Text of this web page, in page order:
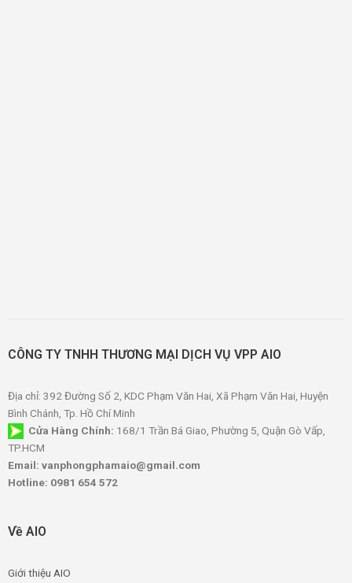
CÔNG TY TNHH THƯƠNG MẠI DỊCH VỤ VPP AIO
Địa chỉ: 392 Đường Số 2, KDC Phạm Văn Hai, Xã Phạm Văn Hai, Huyện
Bình Chánh, Tp. Hồ Chí Minh
Cửa Hàng Chính: 168/1 Trần Bá Giao, Phường 5, Quận Gò Vấp,
TP.HCM
Email: vanphongphamaio@gmail.com
Hotline: 0981 654 572
Về AIO
Giới thiệu AIO